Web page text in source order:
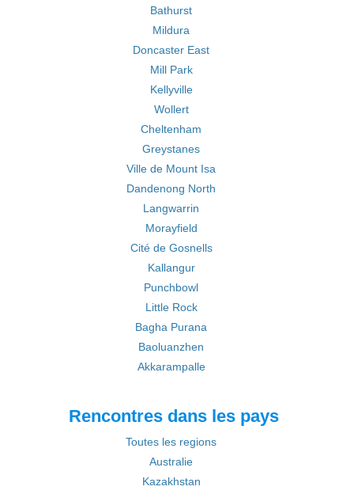
Bathurst
Mildura
Doncaster East
Mill Park
Kellyville
Wollert
Cheltenham
Greystanes
Ville de Mount Isa
Dandenong North
Langwarrin
Morayfield
Cité de Gosnells
Kallangur
Punchbowl
Little Rock
Bagha Purana
Baoluanzhen
Akkarampalle
Rencontres dans les pays
Toutes les regions
Australie
Kazakhstan